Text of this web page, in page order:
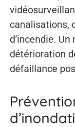
canalisations,
d’incendie.
détérioration
défaillance